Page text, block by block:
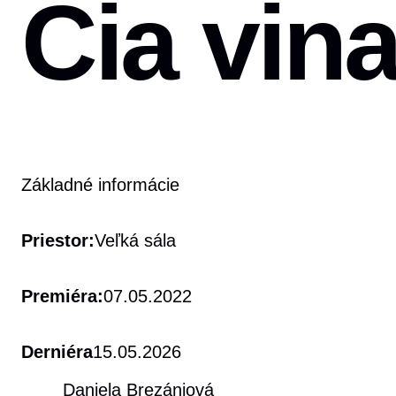
Čia
Základné informácie
Priestor:Veľká sála
Premiéra:07.05.2022
Derniéra15.05.2026
Daniela Brezániová